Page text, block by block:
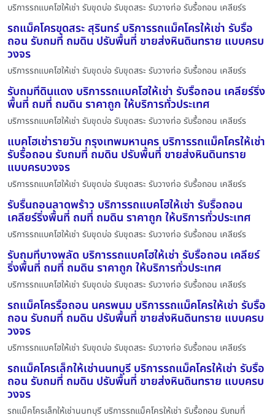
บริการรถแบคโฮให้เช่า รับขุดบ่อ รับขุดสระ รับวางท่อ รับรื้อถอน เคลียร์ร
รถแม็คโครขุดสระ สุรินทร์ บริการรถแม็คโครให้เช่า รับรื้อ
ถอน รับถมที่ ถมดิน ปรับพื้นที่ ขายส่งหินดินทราย แบบครบ
วงจร
บริการรถแบคโฮให้เช่า รับขุดบ่อ รับขุดสระ รับวางท่อ รับรื้อถอน เคลียร์ร
รับถมที่ดินแดง บริการรถแบคโฮให้เช่า รับรื้อถอน เคลียร์ริ่ง
พื้นที่ ถมที่ ถมดิน ราคาถูก ให้บริการทั่วประเทศ
บริการรถแบคโฮให้เช่า รับขุดบ่อ รับขุดสระ รับวางท่อ รับรื้อถอน เคลียร์ร
แบคโฮเช่ารายวัน กรุงเทพมหานคร บริการรถแม็คโครให้เช่า
รับรื้อถอน รับถมที่ ถมดิน ปรับพื้นที่ ขายส่งหินดินทราย
แบบครบวงจร
บริการรถแบคโฮให้เช่า รับขุดบ่อ รับขุดสระ รับวางท่อ รับรื้อถอน เคลียร์ร
รับรื้นถอนลาดพร้าว บริการรถแบคโฮให้เช่า รับรื้อถอน
เคลียร์ริ่งพื้นที่ ถมที่ ถมดิน ราคาถูก ให้บริการทั่วประเทศ
บริการรถแบคโฮให้เช่า รับขุดบ่อ รับขุดสระ รับวางท่อ รับรื้อถอน เคลียร์ร
รับถมที่บางพลัด บริการรถแบคโฮให้เช่า รับรื้อถอน เคลียร์
ริ่งพื้นที่ ถมที่ ถมดิน ราคาถูก ให้บริการทั่วประเทศ
บริการรถแบคโฮให้เช่า รับขุดบ่อ รับขุดสระ รับวางท่อ รับรื้อถอน เคลียร์ร
รถแม็คโครรื้อถอน นครพนม บริการรถแม็คโครให้เช่า รับรื้อ
ถอน รับถมที่ ถมดิน ปรับพื้นที่ ขายส่งหินดินทราย แบบครบ
วงจร
บริการรถแบคโฮให้เช่า รับขุดบ่อ รับขุดสระ รับวางท่อ รับรื้อถอน เคลียร์ร
รถแม็คโครเล็กให้เช่านนทบุรี บริการรถแม็คโครให้เช่า รับรื้อ
ถอน รับถมที่ ถมดิน ปรับพื้นที่ ขายส่งหินดินทราย แบบครบ
วงจร
รถแม็คโครเล็กให้เช่านนทบุรี บริการรถแม็คโครให้เช่า รับรื้อถอน รับถมที่